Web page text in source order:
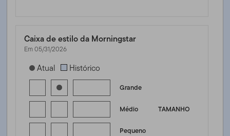
Caixa de estilo da Morningstar
Em 05/31/2026
[products.morningstar-stylebox-title-sr-equity]
Atual Histórico
Grande
TAMANHO
Médio
Pequeno